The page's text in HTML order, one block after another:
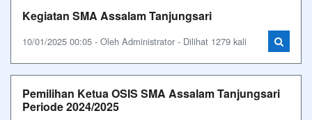
Kegiatan SMA Assalam Tanjungsari
10/01/2025 00:05 - Oleh Administrator - Dilihat 1279 kali
Pemilihan Ketua OSIS SMA Assalam Tanjungsari
Periode 2024/2025